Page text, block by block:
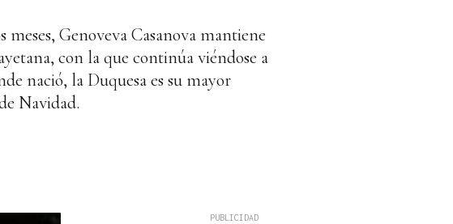
Genoveva Casanova mantiene
con la que continúa viéndose a
nació, la Duquesa es su mayor
Navidad.